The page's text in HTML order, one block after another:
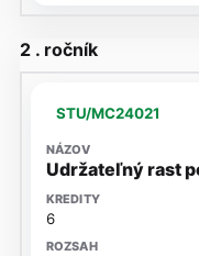
2 . ročník
STU/MC24021
Udržateľný rast
6